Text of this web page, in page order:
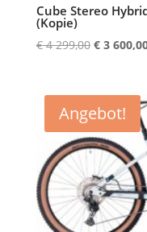
Cube Stereo
(Kopie)
€4 299,00
€ 4
299,00
€3
Angebot!